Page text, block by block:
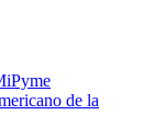
de la